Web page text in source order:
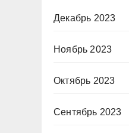
Декабрь 2023
Ноябрь 2023
Октябрь 2023
Сентябрь 2023